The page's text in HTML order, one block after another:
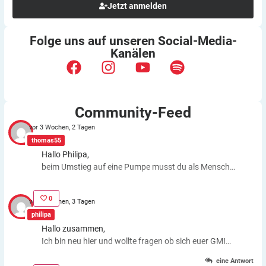
Jetzt anmelden
Folge uns auf unseren Social-Media-
Kanälen
Community-Feed
thomas55
vor 3 Wochen, 2 Tagen
Hallo Philipa,
beim Umstieg auf eine Pumpe musst du als Mensch
ICT. Schätzfehler bleiben also. Du kannst aber die
Basalrate individuell einstellen, z.B. In den frühen
Morgenstunden mehr Insulin zuführen. Auch bei
körperlichen Anstrengungen kannst du die Basalrate
für eine Zeit stoppen, das morgens oder abends
0
philipa
vor 3 Wochen, 3 Tagen
Hallo zusammen,
Ich bin neu hier und wollte fragen ob sich euer GMI
eine Antwort